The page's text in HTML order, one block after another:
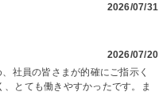
2026/07/31
2026/07/20
社員の皆さまが的確にご指示く
とても働きやすかったです。ま